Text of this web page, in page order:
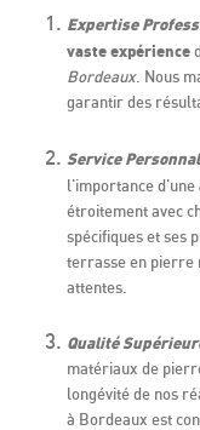
Expertise
vaste expérience
Bordeaux. Nous
garantir des
Service
l'importance d'une
étroitement avec
spécifiques et ses
terrasse en pierre
attentes.
Qualité
matériaux de
longévité de nos
à Bordeaux est